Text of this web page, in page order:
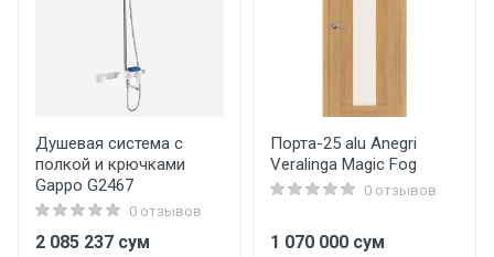
Страна производитель
Размеры
Длина
1200 мм.
Душевая система c
полкой и крючками
Gappo G2467
0 отзывов
2 085 237 сум
Порта-25 alu Anegri
Veralinga Magic Fog
0 отзывов
1 070 000 сум